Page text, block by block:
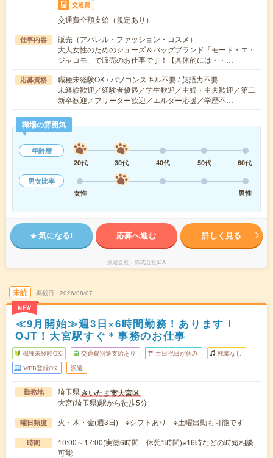
交通費
交通費全額支給（規定あり）
仕事内容
販売（アパレル・ファッション・コスメ）
大人女性のためのシューズ＆バッグブランド「モード・エ・
ジャコモ」で販売のお仕事です！【具体的には・・…
応募資格
職種未経験OK / パソコンスキル不要 / 英語力不要
未経験歓迎／経験者優遇／学生歓迎／主婦・主夫歓迎／第二
新卒歓迎／フリーター歓迎／エルダー応援／学歴不…
職場の雰囲気
年齢層
20代
30代 40代 50代
60代
男女比率
女性
男性
気になる! 応募へ進む 詳しく見る
派遣会社 株式会社iDA
未読
NEW
掲載日 2026/08/07
≪9月開始≫週3日×6時間勤務！あります！
OJT！大宮駅すぐ＊事務のお仕事
職種未経験OK 交通費別途支給あり 土日祝日が休み 残業なし
WEB登録OK 派遣
勤務地 埼玉県さいたま市大宮区
大宮(埼玉県)駅から徒歩5分
曜日頻度 火・木・金(週3日) ※シフトあり ※土曜出勤も可能です
時間
10:00～17:00(実働6時間 休憩1時間)※16時などの時短相談
可能